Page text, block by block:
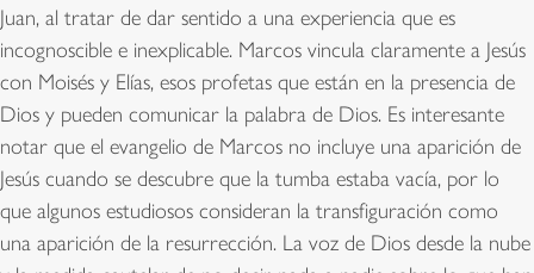
Juan, al tratar de dar sentido a una experiencia que es
incognoscible e inexplicable. Marcos vincula claramente a Jesús
con Moisés y Elías, esos profetas que están en la presencia de
Dios y pueden comunicar la palabra de Dios. Es interesante
notar que el evangelio de Marcos no incluye una aparición de
Jesús cuando se descubre que la tumba estaba vacía, por lo
que algunos estudiosos consideran la transfiguración como
una aparición de la resurrección. La voz de Dios desde la nube